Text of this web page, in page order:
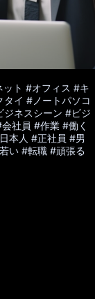
ト #オフィス #キ
タイ #ノートパソコ
ジネスシーン #ビジ
社員 #作業 #働く
本人 #正社員 #男
い #転職 #頑張る